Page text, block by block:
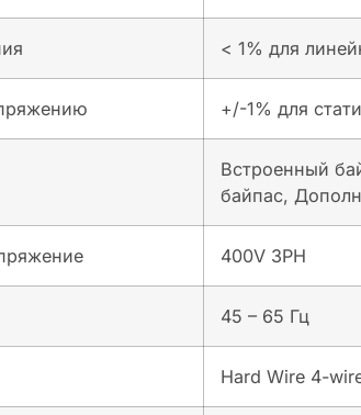
< 1% для
+/-1% для
Встроенный
байпас,
400V 3PH
45 – 65 Гц
Hard Wire 4-